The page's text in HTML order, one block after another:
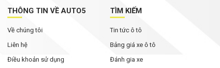
THÔNG TIN VỀ AUTO5
Về chúng tôi
Liên hệ
Điều khoản sử dụng
TÌM KIẾM
Tin tức ô tô
Bảng giá xe ô tô
Đánh gia xe